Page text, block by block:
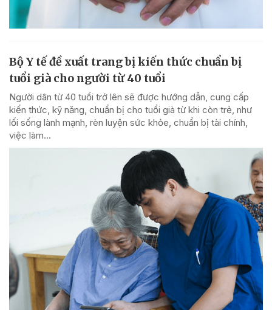
Bộ Y tế đề xuất trang bị kiến thức chuẩn bị
tuổi già cho người từ 40 tuổi
Người dân từ 40 tuổi trở lên sẽ được hướng dẫn, cung cấp
kiến thức, kỹ năng, chuẩn bị cho tuổi già từ khi còn trẻ, như
lối sống lành mạnh, rèn luyện sức khỏe, chuẩn bị tài chính,
việc làm...